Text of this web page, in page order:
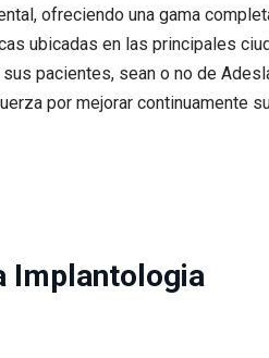
ofreciendo una gama
ubicadas en las principales
pacientes, sean o no de
por mejorar continuamente
Implantologia